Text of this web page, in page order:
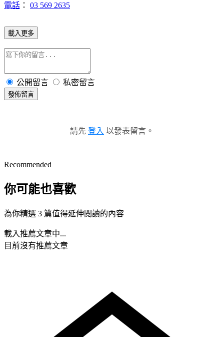
電話 ： 03 569 2635
載入更多
公開留言 私密留言
發佈留言
請先 登入 以發表留言。
Recommended
你可能也喜歡
為你精選 3 篇值得延伸閱讀的內容
載入推薦文章中...
目前沒有推薦文章